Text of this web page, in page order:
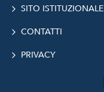
SITO ISTITUZIONALE
CONTATTI
PRIVACY